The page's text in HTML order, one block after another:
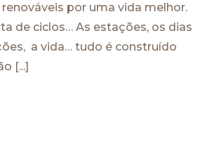
por uma vida melhor.
de ciclos… As estações, os dias
a vida… tudo é construído
[...]